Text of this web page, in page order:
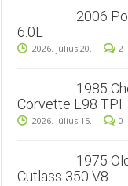
2006
6.0L
2026. július 20. 2
1985
Corvette L98 TPI
2026. július 15. 0
1975
Cutlass 350 V8